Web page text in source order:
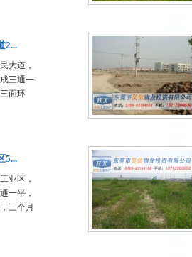
2...
大道，
三通一
面环
5...
业区，
一平，
三个月